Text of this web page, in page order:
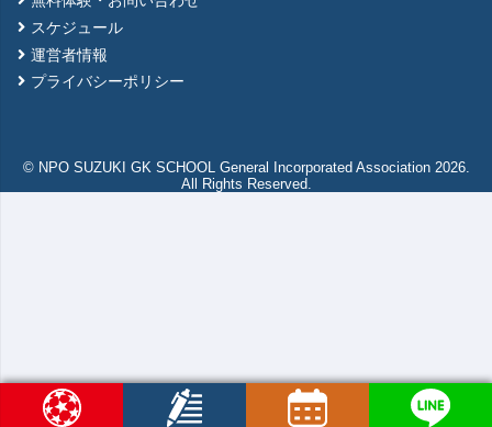
スケジュール
運営者情報
プライバシーポリシー
© NPO SUZUKI GK SCHOOL General Incorporated Association 2026.
All Rights Reserved.